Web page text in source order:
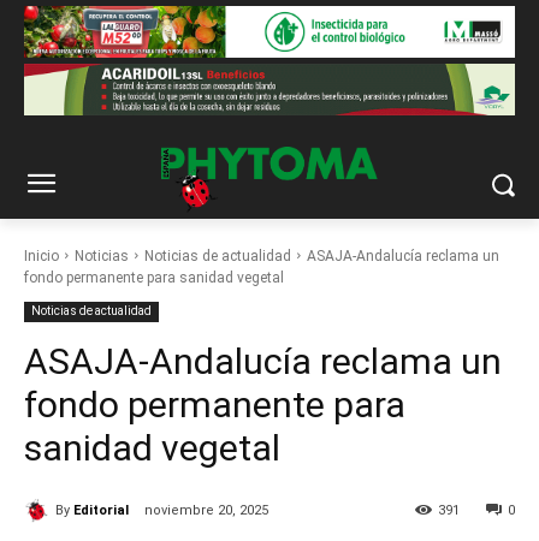
Inicio Noticias Noticias de actualidad
ASAJA-Andalucía reclama un
fondo permanente para sanidad vegetal
Noticias de actualidad
ASAJA-Andalucía reclama un
fondo permanente para
sanidad vegetal
By Editorial noviembre 20, 2025 0
391